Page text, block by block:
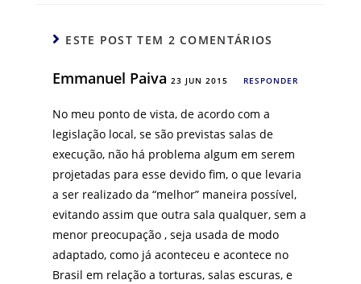
ESTE POST TEM 2 COMENTÁRIOS
Emmanuel Paiva 23 JUN 2015 RESPONDER
No meu ponto de vista, de acordo com a
legislação local, se são previstas salas de
execução, não há problema algum em serem
projetadas para esse devido fim, o que levaria
a ser realizado da “melhor” maneira possível,
evitando assim que outra sala qualquer, sem a
menor preocupação , seja usada de modo
adaptado, como já aconteceu e acontece no
Brasil em relação a torturas, salas escuras, e